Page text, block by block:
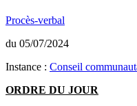
Procès-verbal
du 05/07/2024
Instance : Conseil
ORDRE DU JOUR